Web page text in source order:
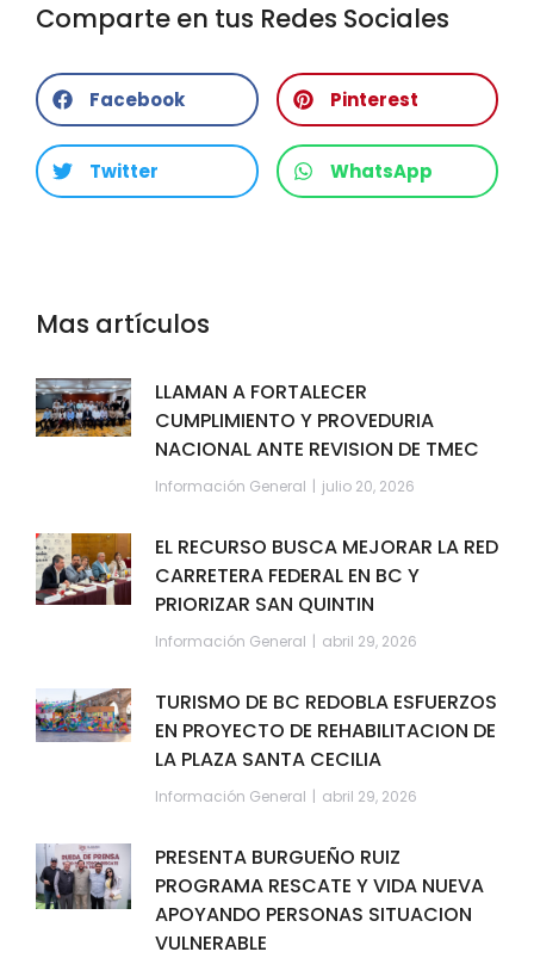
Comparte en tus Redes Sociales
Facebook Pinterest
Twitter WhatsApp
Mas artículos
LLAMAN A FORTALECER
CUMPLIMIENTO Y PROVEDURIA
NACIONAL ANTE REVISION DE TMEC
Información General julio 20, 2026
EL RECURSO BUSCA MEJORAR LA RED
CARRETERA FEDERAL EN BC Y
PRIORIZAR SAN QUINTIN
Información General abril 29, 2026
TURISMO DE BC REDOBLA ESFUERZOS
EN PROYECTO DE REHABILITACION DE
LA PLAZA SANTA CECILIA
Información General abril 29, 2026
PRESENTA BURGUEÑO RUIZ
PROGRAMA RESCATE Y VIDA NUEVA
APOYANDO PERSONAS SITUACION
VULNERABLE